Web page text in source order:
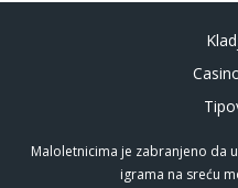
Maloletnicima je zabranjeno da
igrama na sreću